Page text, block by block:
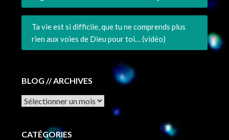
Ta vie est si difficile, que tu ne comprends plus
rien aux voies de Dieu pour toi… (vidéo)
BLOG // ARCHIVES
Archives
CATÉGORIES